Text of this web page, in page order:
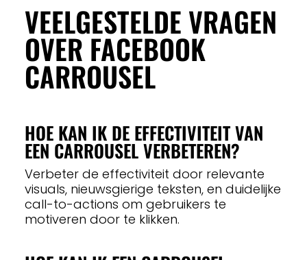
VEELGESTELDE VRAGEN
OVER FACEBOOK
CARROUSEL
HOE KAN IK DE EFFECTIVITEIT VAN
EEN CARROUSEL VERBETEREN?
Verbeter de effectiviteit door relevante
visuals, nieuwsgierige teksten, en duidelijke
call-to-actions om gebruikers te
motiveren door te klikken.